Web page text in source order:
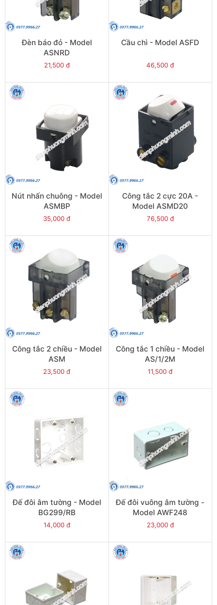
Đèn báo đỏ - Model
ASNRD
21,500 đ
Cầu chì - Model ASFD
46,500 đ
Nút nhấn chuông - Model
ASMBP
35,000 đ
Công tắc 2 cực 20A -
Model ASMD20
76,500 đ
Công tắc 2 chiều - Model
ASM
23,500 đ
Công tắc 1 chiều - Model
AS/1/2M
11,500 đ
Đế đôi âm tường - Model
BG299/RB
14,000 đ
Đế đôi vuông âm tường -
Model AWF248
23,000 đ